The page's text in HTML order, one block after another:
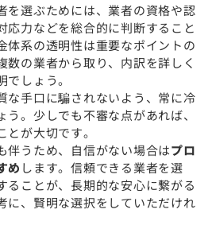
を選ぶためには、業者の資格や認
応力などを総合的に判断すること
体系の透明性は重要なポイントの
数の業者から取り、内訳を詳しく
しょう。
な手口に騙されないよう、常に冷
。少しでも不審な点があれば、
が大切です。
伴うため、自信がない場合はプロ
め します。信頼できる業者を選
ることが、長期的な安心に繋がる
に、賢明な選択をしていただけれ